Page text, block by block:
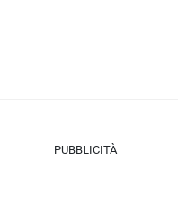
PUBBLICITÀ